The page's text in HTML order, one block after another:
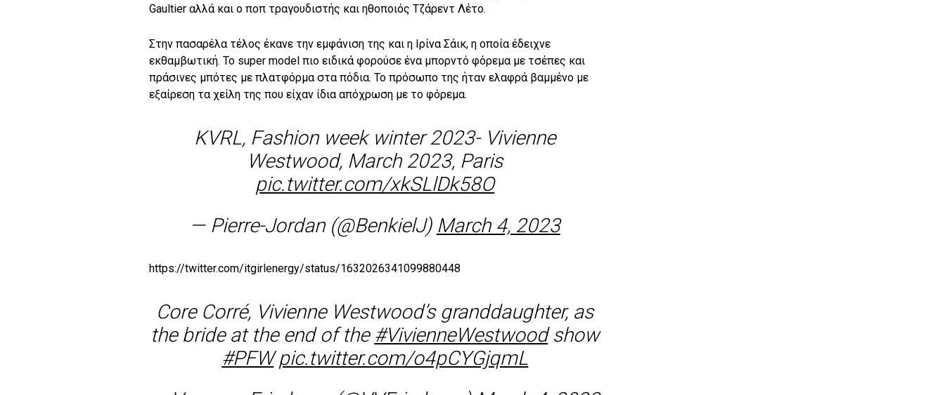
Gaultier αλλά και ο ποπ τραγουδιστής και ηθοποιός Τζάρεντ Λέτο.
Στην πασαρέλα τέλος έκανε την εμφάνιση της και η Ιρίνα Σάικ, η οποία έδειχνε
εκθαμβωτική. Το super model πιο ειδικά φορούσε ένα μπορντό φόρεμα με τσέπες και
πράσινες μπότες με πλατφόρμα στα πόδια. Το πρόσωπο της ήταν ελαφρά βαμμένο με
εξαίρεση τα χείλη της που είχαν ίδια απόχρωση με το φόρεμα.
KVRL, Fashion week winter 2023- Vivienne
Westwood, March 2023, Paris
pic.twitter.com/xkSLlDk58O
— Pierre-Jordan (@BenkielJ) March 4, 2023
https://twitter.com/itgirlenergy/status/1632026341099880448
Core Corré, Vivienne Westwood’s granddaughter, as
the bride at the end of the #VivienneWestwoodshow
#PFW pic.twitter.com/o4pCYGjqmL